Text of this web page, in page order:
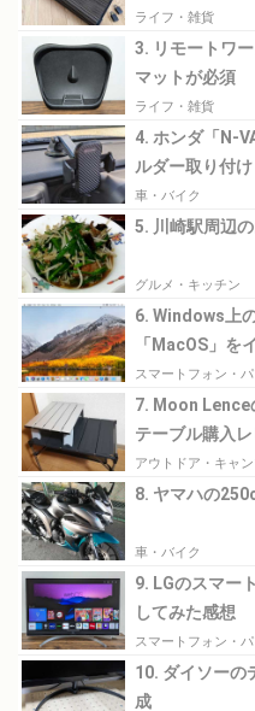
ライフ・雑貨
3. リモートワ
マットが必須
ライフ・雑貨
4. ホンダ「N-
ルダー取り付け
車・バイク
5. 川崎駅周辺
グルメ・キッチン
6. Windows上
「MacOS」を
スマートフォン・
7. Moon Lence
テーブル購入
アウトドア・キャ
8. ヤマハの
車・バイク
9. LGのスマー
してみた感想
スマートフォン・
10. ダイソーの
成